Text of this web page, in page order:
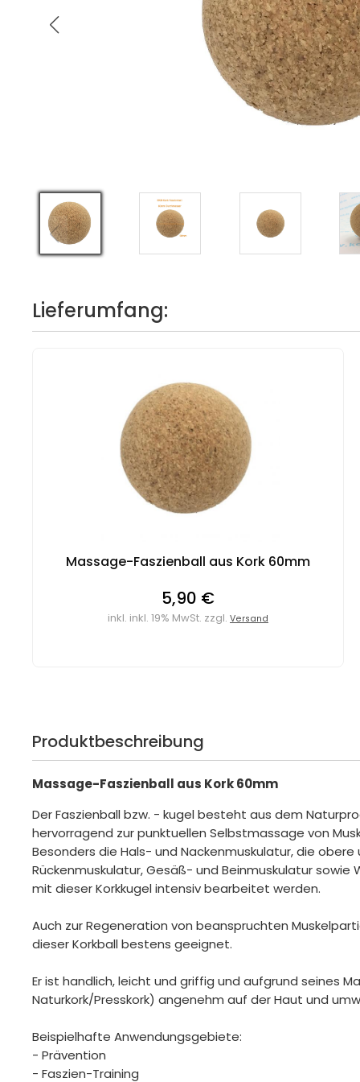
Lieferumfang:
Massage-Faszienball aus Kork 60mm
5,90 €
inkl. inkl. 19% MwSt. zzgl.Versand
Produktbeschreibung
Massage-Faszienball aus Kork 60mm
Der Faszienball bzw. - kugel besteht aus dem
hervorragend zur punktuellen Selbstmassage von
Besonders die Hals- und Nackenmuskulatur, die
Rückenmuskulatur, Gesäß- und Beinmuskulatur sowie
mit dieser Korkkugel intensiv bearbeitet werden.
Auch zur Regeneration von beanspruchten
dieser Korkball bestens geeignet.
Er ist handlich, leicht und griffig und aufgrund seines
Naturkork/Presskork) angenehm auf der Haut und
Beispielhafte Anwendungsgebiete:
- Prävention
- Faszien-Training